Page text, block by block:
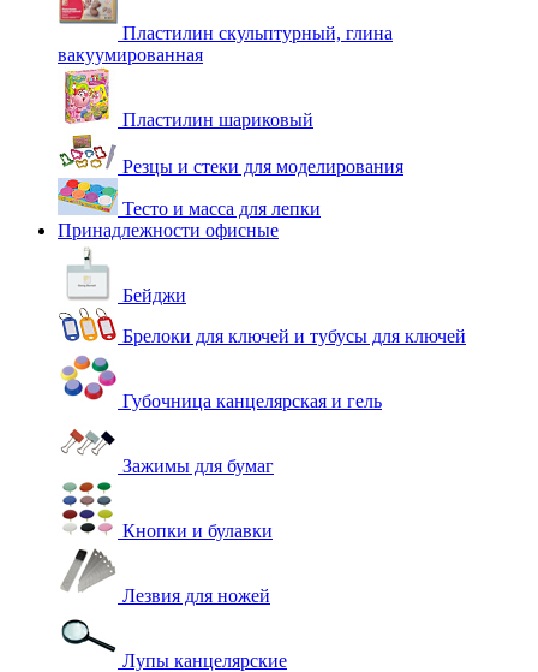
Пластилин скульптурный, глина
вакуумированная
Пластилин шариковый
Резцы и стеки для моделирования
Тесто и масса для лепки
Принадлежности офисные
Бейджи
Брелоки для ключей и тубусы для ключей
Губочница канцелярская и гель
Зажимы для бумаг
Кнопки и булавки
Лезвия для ножей
Лупы канцелярские